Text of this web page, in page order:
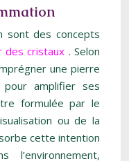
sont des concepts
des cristaux . Selon
une pierre
pour amplifier ses
formulée par le
ou de la
cette intention